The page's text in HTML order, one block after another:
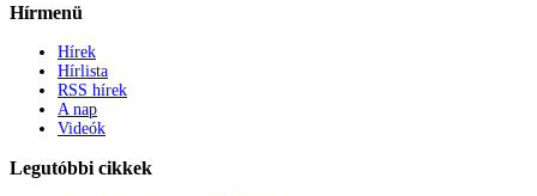
Hírmenü
Hírek
Hírlista
RSS hírek
A nap
Videók
Legutóbbi cikkek